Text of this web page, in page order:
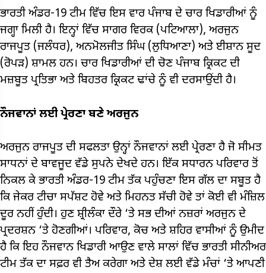
ਭਾਰਤੀ ਅੰਡਰ-19 ਟੀਮ ਵਿੱਚ ਇਸ ਵਾਰ ਪੰਜਾਬ ਦੇ ਚਾਰ ਖਿਡਾਰੀਆਂ ਨੂੰ
ਜਗ੍ਹਾ ਮਿਲੀ ਹੈ। ਇਨ੍ਹਾਂ ਵਿੱਚ ਸਾਗਰ ਵਿਰਕ (ਪਟਿਆਲਾ), ਅਰਜੁਨ
ਰਾਜਪੂਤ (ਜਲੰਧਰ), ਅਨਮੋਲਜੀਤ ਸਿੰਘ (ਲੁਧਿਆਣਾ) ਅਤੇ ਈਸ਼ਾਨ ਸੂਦ
(ਰੋਪੜ) ਸ਼ਾਮਲ ਹਨ। ਚਾਰ ਖਿਡਾਰੀਆਂ ਦੀ ਚੋਣ ਪੰਜਾਬ ਕ੍ਰਿਕਟ ਦੀ
ਮਜ਼ਬੂਤ ਪ੍ਰਤਿਭਾ ਅਤੇ ਬਿਹਤਰ ਕ੍ਰਿਕਟ ਢਾਂਚੇ ਨੂੰ ਵੀ ਦਰਸਾਉਂਦੀ ਹੈ।
ਨੌਜਵਾਨਾਂ ਲਈ ਪ੍ਰੇਰਣਾ ਬਣੇ ਅਰਜੁਨ
ਅਰਜੁਨ ਰਾਜਪੂਤ ਦੀ ਸਫਲਤਾ ਉਨ੍ਹਾਂ ਨੌਜਵਾਨਾਂ ਲਈ ਪ੍ਰੇਰਣਾ ਹੈ ਜੋ ਸੀਮਤ
ਸਾਧਨਾਂ ਦੇ ਬਾਵਜੂਦ ਵੱਡੇ ਸੁਪਨੇ ਦੇਖਦੇ ਹਨ। ਇੱਕ ਸਧਾਰਨ ਪਰਿਵਾਰ ਤੋਂ
ਨਿਕਲ ਕੇ ਭਾਰਤੀ ਅੰਡਰ-19 ਟੀਮ ਤੱਕ ਪਹੁੰਚਣਾ ਇਸ ਗੱਲ ਦਾ ਸਬੂਤ ਹੈ
ਕਿ ਜੇਕਰ ਟੀਚਾ ਸਪੱਸ਼ਟ ਹੋਵੇ ਅਤੇ ਮਿਹਨਤ ਸੱਚੀ ਹੋਵੇ ਤਾਂ ਕੋਈ ਵੀ ਮੰਜ਼ਿਲ
ਦੂਰ ਨਹੀਂ ਹੁੰਦੀ। ਹੁਣ ਸ਼੍ਰੀਲੰਕਾ ਦੌਰੇ ‘ਤੇ ਸਭ ਦੀਆਂ ਨਜ਼ਰਾਂ ਅਰਜੁਨ ਦੇ
ਪ੍ਰਦਰਸ਼ਨ ‘ਤੇ ਹੋਣਗੀਆਂ। ਪਰਿਵਾਰ, ਕੋਚ ਅਤੇ ਸ਼ਹਿਰ ਵਾਸੀਆਂ ਨੂੰ ਉਮੀਦ
ਹੈ ਕਿ ਇਹ ਨੌਜਵਾਨ ਖਿਡਾਰੀ ਆਉਣ ਵਾਲੇ ਸਾਲਾਂ ਵਿੱਚ ਭਾਰਤੀ ਸੀਨੀਅਰ
ਟੀਮ ਤੱਕ ਦਾ ਸਫ਼ਰ ਵੀ ਤੈਅ ਕਰੇਗਾ ਅਤੇ ਦੇਸ਼ ਲਈ ਵੱਡੇ ਮੰਚਾਂ ‘ਤੇ ਆਪਣੀ